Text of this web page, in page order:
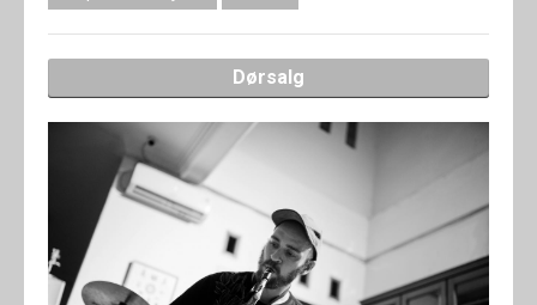
SHOP
Dørsalg